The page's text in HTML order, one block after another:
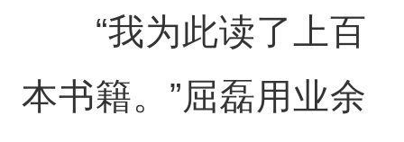
“我为此读了上百
本书籍。”屈磊用业余